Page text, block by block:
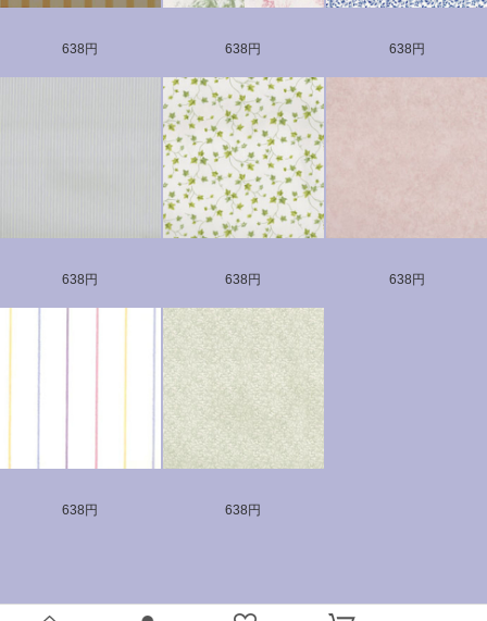
638円 638円 638円
638円 638円 638円
638円 638円